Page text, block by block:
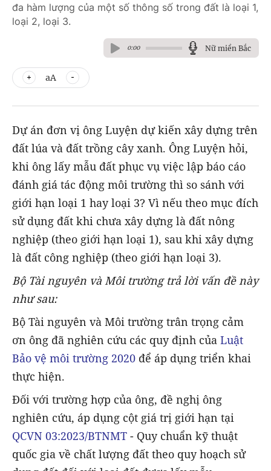
đa hàm lượng của một số thông số trong đất là loại 1,
loại 2, loại 3.
0:00 Nữ miền Bắc
aA
Dự án đơn vị ông Luyện dự kiến xây dựng trên
đất lúa và đất trồng cây xanh. Ông Luyện hỏi,
khi ông lấy mẫu đất phục vụ việc lập báo cáo
đánh giá tác động môi trường thì so sánh với
giới hạn loại 1 hay loại 3? Vì nếu theo mục đích
sử dụng đất khi chưa xây dựng là đất nông
nghiệp (theo giới hạn loại 1), sau khi xây dựng
là đất công nghiệp (theo giới hạn loại 3).
Bộ Tài nguyên và Môi trường trả lời vấn đề này
như sau:
Bộ Tài nguyên và Môi trường trân trọng cảm
ơn ông đã nghiên cứu các quy định của Luật
Bảo vệ môi trường 2020 để áp dụng triển khai
thực hiện.
Đối với trường hợp của ông, đề nghị ông
nghiên cứu, áp dụng cột giá trị giới hạn tại
QCVN 03:2023/BTNMT - Quy chuẩn kỹ thuật
quốc gia về chất lượng đất theo quy hoạch sử